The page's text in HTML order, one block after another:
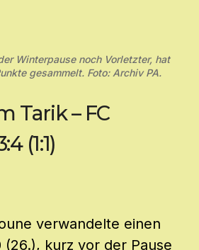
Winterpause noch Vorletzter, hat
gesammelt. Foto: Archiv PA.
Tarik – FC
(1:1)
verwandelte einen
(26.), kurz vor der Pause